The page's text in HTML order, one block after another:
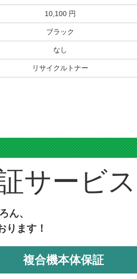
10,100 円
ブラック
なし
リサイクルトナー
サービス
ん、
ります！
複合機本体保証